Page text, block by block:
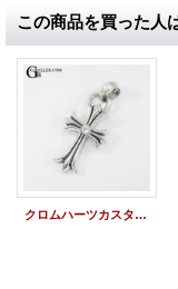
この商品を買った人
クロムハーツカスタム CHクロスペンダント 1Pダイヤモンド加工 アフターダイヤ